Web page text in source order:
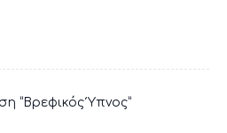
“Βρεφικός Ύπνος”